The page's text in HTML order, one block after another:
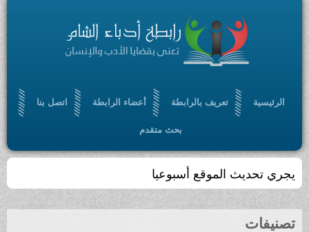
الرئيسية تعريف بالرابطة أعضاء الرابطة اتصل بنا
بحث متقدم
يجري تحديث الموقع أسبوعيا
تصنيفات